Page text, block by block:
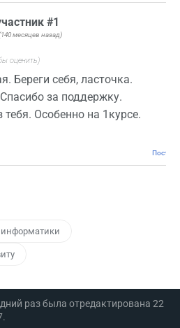
#1
месяцев назад)
оценить)
Береги себя, ласточка.
за поддержку.
Особенно на 1курсе.
раз была отредактирована 22